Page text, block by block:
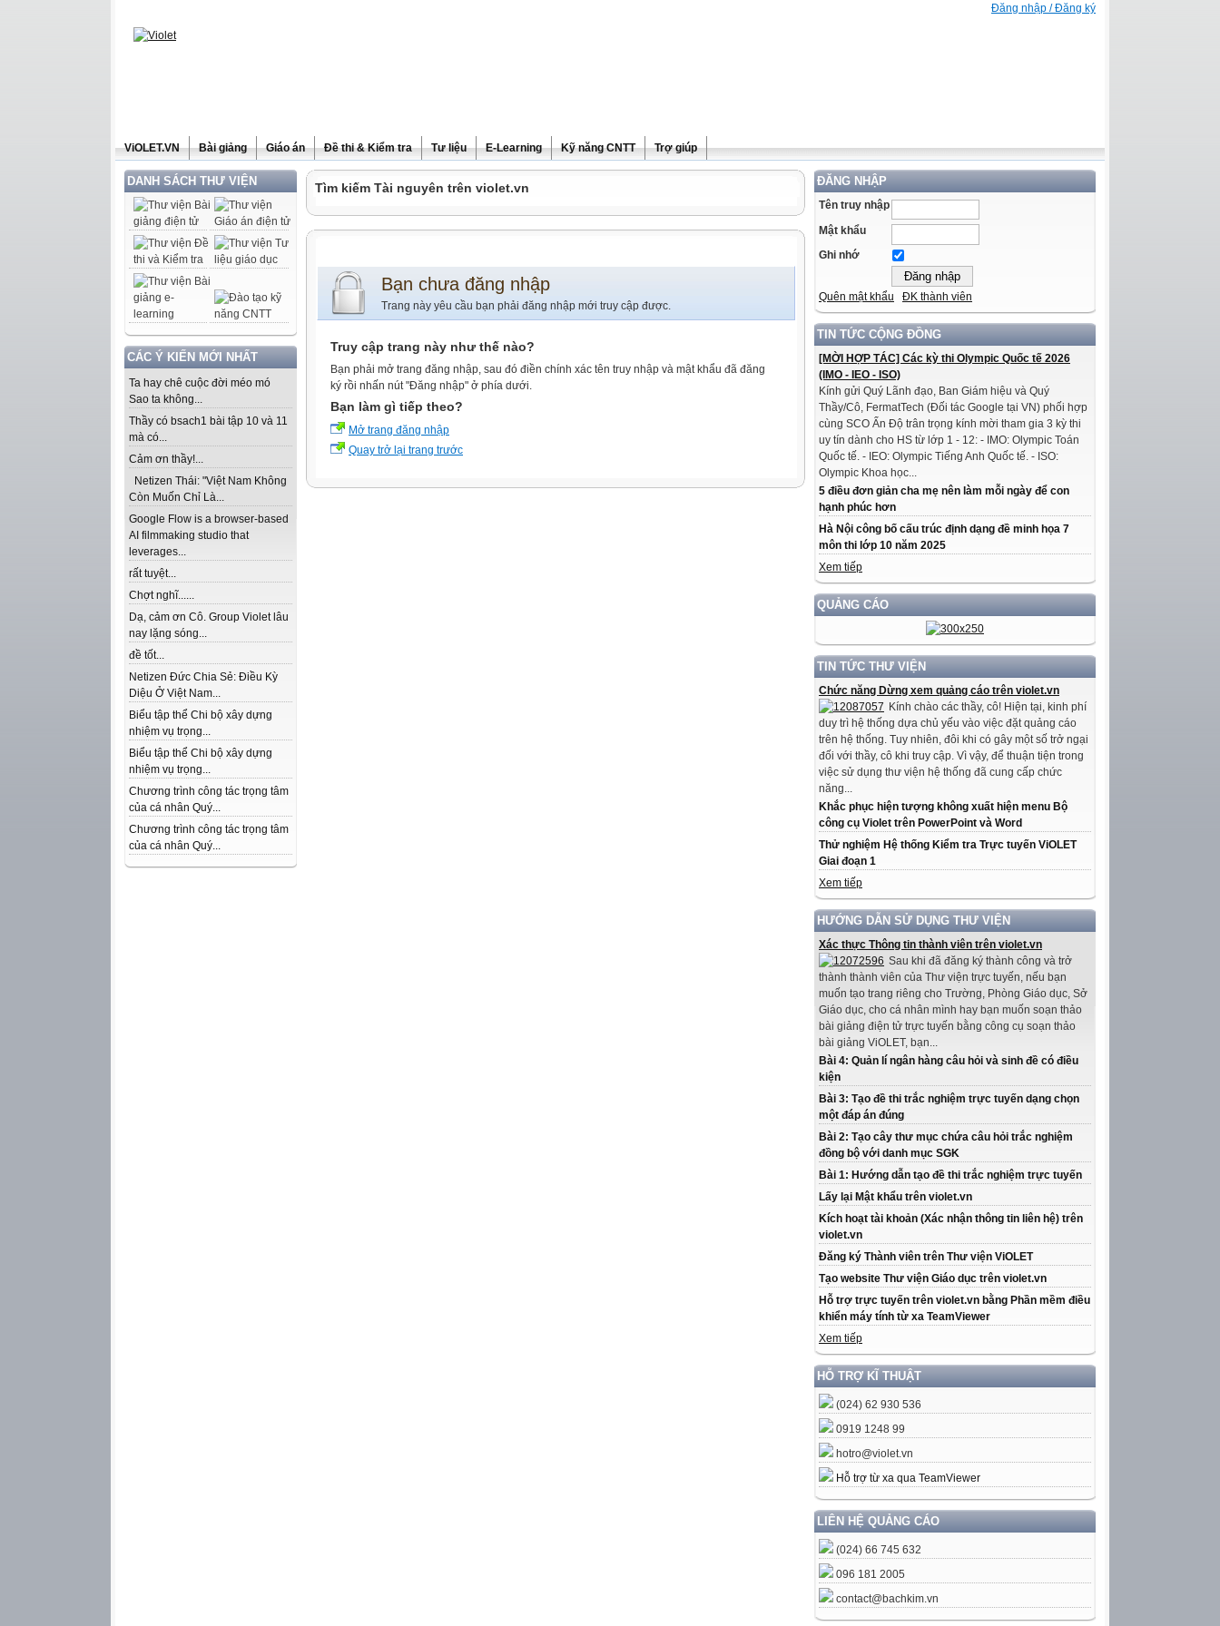
Đăng nhập / Đăng ký
ViOLET.VN Bài giảng Giáo án Đề thi & Kiểm tra Tư liệu E-Learning Kỹ năng CNTT Trợ giúp
DANH SÁCH THƯ VIỆN
CÁC Ý KIẾN MỚI NHẤT
Ta hay chê cuộc đời méo mó
Sao ta không...
Thầy có bsach1 bài tập 10 và 11
mà có...
Cảm ơn thầy!...
Netizen Thái: "Việt Nam Không
Còn Muốn Chỉ Là...
Google Flow is a browser-based
AI filmmaking studio that
leverages...
rất tuyệt...
Chợt nghĩ......
Dạ, cảm ơn Cô. Group Violet lâu
nay lặng sóng...
đề tốt...
Netizen Đức Chia Sẻ: Điều Kỳ
Diệu Ở Việt Nam...
Biểu tập thể Chi bộ xây dựng
nhiệm vụ trọng...
Biểu tập thể Chi bộ xây dựng
nhiệm vụ trọng...
Chương trình công tác trọng tâm
của cá nhân Quý...
Chương trình công tác trọng tâm
của cá nhân Quý...
ĐĂNG NHẬP
Tên truy nhập
Mật khẩu
Ghi nhớ
Quên mật khẩu ĐK thành viên
TIN TỨC CỘNG ĐỒNG
[MỜI HỢP TÁC] Các kỳ thi Olympic Quốc tế 2026
(IMO - IEO - ISO)
Kính gửi Quý Lãnh đạo, Ban Giám hiệu và Quý
Thầy/Cô, FermatTech (Đối tác Google tại VN) phối hợp
cùng SCO Ấn Độ trân trọng kính mời tham gia 3 kỳ thi
uy tín dành cho HS từ lớp 1 - 12: - IMO: Olympic Toán
Quốc tế. - IEO: Olympic Tiếng Anh Quốc tế. - ISO:
Olympic Khoa học...
5 điều đơn giản cha mẹ nên làm mỗi ngày để con
hạnh phúc hơn
Hà Nội công bố cấu trúc định dạng đề minh họa 7
môn thi lớp 10 năm 2025
Xem tiếp
QUẢNG CÁO
TIN TỨC THƯ VIỆN
Chức năng Dừng xem quảng cáo trên violet.vn
Kính chào các thầy, cô! Hiện tại, kinh phí
duy trì hệ thống dựa chủ yếu vào việc đặt quảng cáo
trên hệ thống. Tuy nhiên, đôi khi có gây một số trở ngại
đối với thầy, cô khi truy cập. Vì vậy, để thuận tiện trong
việc sử dụng thư viện hệ thống đã cung cấp chức
năng...
Khắc phục hiện tượng không xuất hiện menu Bộ
công cụ Violet trên PowerPoint và Word
Thử nghiệm Hệ thống Kiểm tra Trực tuyến ViOLET
Giai đoạn 1
Xem tiếp
HƯỚNG DẪN SỬ DỤNG THƯ VIỆN
Xác thực Thông tin thành viên trên violet.vn
Sau khi đã đăng ký thành công và trở
thành thành viên của Thư viện trực tuyến, nếu bạn
muốn tạo trang riêng cho Trường, Phòng Giáo dục, Sở
Giáo dục, cho cá nhân mình hay bạn muốn soạn thảo
bài giảng điện tử trực tuyến bằng công cụ soạn thảo
bài giảng ViOLET, bạn...
Bài 4: Quản lí ngân hàng câu hỏi và sinh đề có điều
kiện
Bài 3: Tạo đề thi trắc nghiệm trực tuyến dạng chọn
một đáp án đúng
Bài 2: Tạo cây thư mục chứa câu hỏi trắc nghiệm
đồng bộ với danh mục SGK
Bài 1: Hướng dẫn tạo đề thi trắc nghiệm trực tuyến
Lấy lại Mật khẩu trên violet.vn
Kích hoạt tài khoản (Xác nhận thông tin liên hệ) trên
violet.vn
Đăng ký Thành viên trên Thư viện ViOLET
Tạo website Thư viện Giáo dục trên violet.vn
Hỗ trợ trực tuyến trên violet.vn bằng Phần mềm điều
khiển máy tính từ xa TeamViewer
Xem tiếp
HỖ TRỢ KĨ THUẬT
(024) 62 930 536
0919 1248 99
hotro@violet.vn
Hỗ trợ từ xa qua TeamViewer
LIÊN HỆ QUẢNG CÁO
(024) 66 745 632
096 181 2005
contact@bachkim.vn
Tìm kiếm Tài nguyên trên violet.vn
Bạn chưa đăng nhập
Trang này yêu cầu bạn phải đăng nhập mới truy cập được.
Truy cập trang này như thế nào?
Bạn phải mở trang đăng nhập, sau đó điền chính xác tên truy nhập và mật khẩu đã đăng
ký rồi nhấn nút "Đăng nhập" ở phía dưới.
Bạn làm gì tiếp theo?
Mở trang đăng nhập
Quay trở lại trang trước